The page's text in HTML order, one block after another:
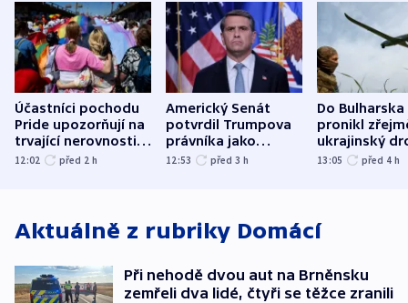
Účastníci pochodu
Pride upozorňují na
trvající nerovnosti i
společenskou
12:02 před 2 h
Americký Senát
potvrdil Trumpova
právníka jako
ministra
12:53 před 3 h
Do Bulharska
pronikl
ukrajinský
explodoval
13:05 před 4 h
Aktuálně z rubriky Domácí
Při nehodě dvou aut na Brněnsku
zemřeli dva lidé, čtyři se těžce zranili